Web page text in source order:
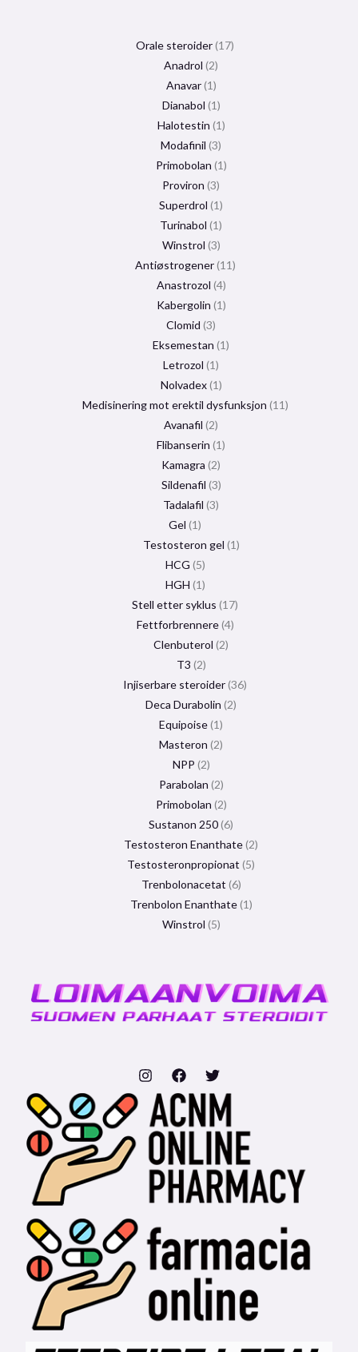
Orale steroider 17
Anadrol 2
Anavar 1
Dianabol 1
Halotestin 1
Modafinil 3
Primobolan 1
Proviron 3
Superdrol 1
Turinabol 1
Winstrol 3
Antiøstrogener 11
Anastrozol 4
Kabergolin 1
Clomid 3
Eksemestan 1
Letrozol 1
Nolvadex 1
Medisinering mot erektil dysfunksjon 11
Avanafil 2
Flibanserin 1
Kamagra 2
Sildenafil 3
Tadalafil 3
Gel 1
Testosteron gel 1
HCG 5
HGH 1
Stell etter syklus 17
Fettforbrennere 4
Clenbuterol 2
T3 2
Injiserbare steroider 36
Deca Durabolin 2
Equipoise 1
Masteron 2
NPP 2
Parabolan 2
Primobolan 2
Sustanon 250 6
Testosteron Enanthate 2
Testosteronpropionat 5
Trenbolonacetat 6
Trenbolon Enanthate 1
Winstrol 5